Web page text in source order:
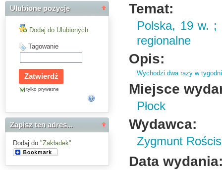
Ulubione pozycje
Dodaj do Ulubionych
Tagowanie
tylko prywatne
Zapisz ten adres...
Dodaj do "Zakładek"
Temat:
Polska, 19 w. ;
regionalne
Opis:
Wychodzi dwa razy w
Miejsce
Płock
Wydawca:
Zygmunt
Data